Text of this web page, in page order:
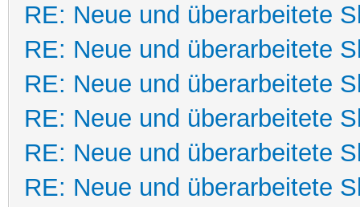
RE: Neue und überarbeitete
RE: Neue und überarbeitete
RE: Neue und überarbeitete
RE: Neue und überarbeitete
RE: Neue und überarbeitete
RE: Neue und überarbeitete